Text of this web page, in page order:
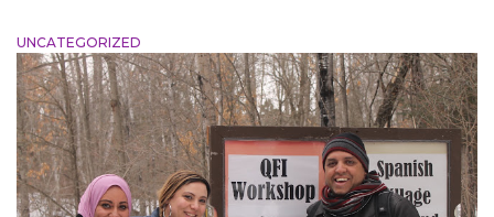
UNCATEGORIZED